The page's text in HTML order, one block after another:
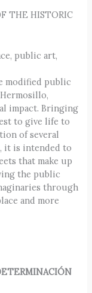
THE HISTORIC
public art,
modified public
impact. Bringing
to give life to
of several
it is intended to
that make up
the public
through
and more